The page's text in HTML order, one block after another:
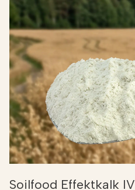
Soilfood Effektkalk IV